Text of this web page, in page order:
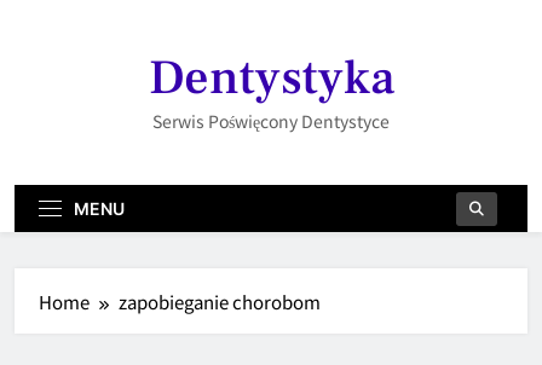
Dentystyka
Serwis Poświęcony Dentystyce
MENU
Home zapobieganie chorobom